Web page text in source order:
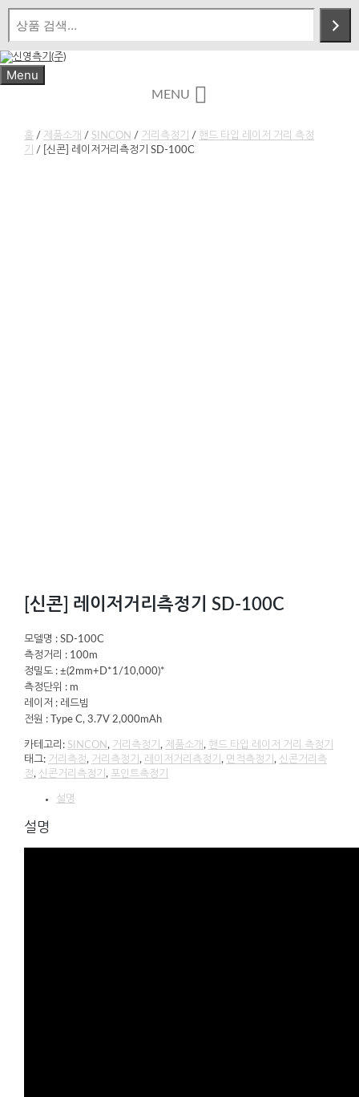
Skip
content
Menu
MENU
홈 / 제품소개 / SINCON / 거리측정기 / 핸드 타입 레이저 거리 측정
기
/ [신콘] 레이저거리측정기 SD-100C
[신콘] 레이저거리측정기 SD-100C
모델명 : SD-100C
측정거리 : 100m
정밀도 : ±(2mm+D*1/10,000)*
측정단위 : m
레이저 : 레드빔
전원 : Type C, 3.7V 2,000mAh
카테고리: SINCON , 거리측정기 , 제품소개 , 핸드 타입 레이저 거리 측정기
태그: 거리측정, 거리측정기 , 레이저거리측정기 , 면적측정기 , 신콘거리측
정, 신콘거리측정기 , 포인트측정기
설명
설명